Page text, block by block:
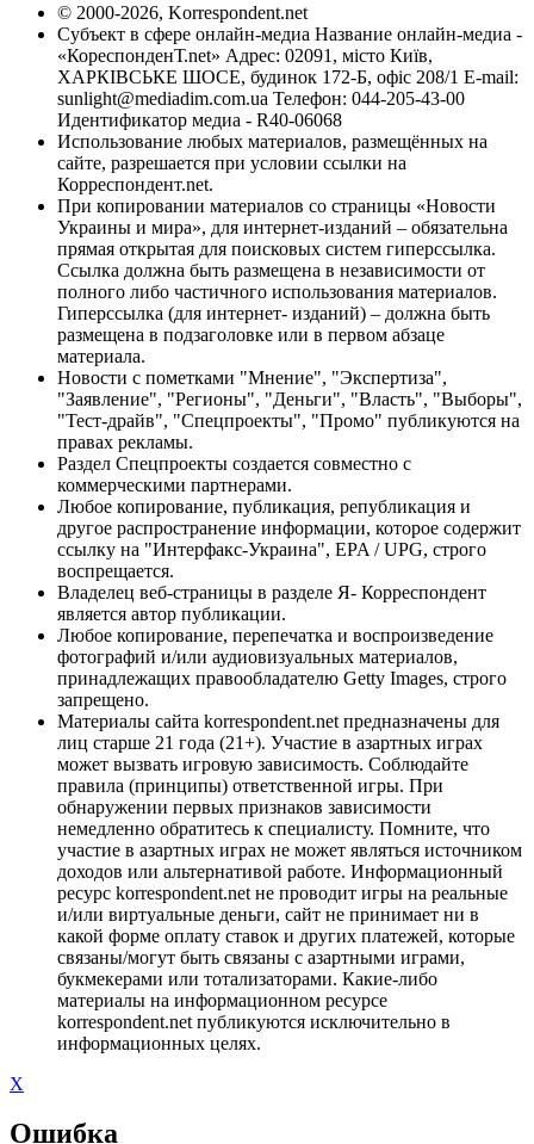
© 2000-2026, Korrespondent.net
Субъект в сфере онлайн-медиа Название онлайн-медиа -
«КореспонденТ.net» Адрес: 02091, місто Київ,
ХАРКІВСЬКЕ ШОСЕ, будинок 172-Б, офіс 208/1 E-mail:
sunlight@mediadim.com.ua Телефон: 044-205-43-00
Идентификатор медиа - R40-06068
Использование любых материалов, размещённых на
сайте, разрешается при условии ссылки на
Корреспондент.net.
При копировании материалов со страницы «Новости
Украины и мира», для интернет-изданий – обязательна
прямая открытая для поисковых систем гиперссылка.
Ссылка должна быть размещена в независимости от
полного либо частичного использования материалов.
Гиперссылка (для интернет- изданий) – должна быть
размещена в подзаголовке или в первом абзаце
материала.
Новости с пометками "Мнение", "Экспертиза",
"Заявление", "Регионы", "Деньги", "Власть", "Выборы",
"Тест-драйв", "Спецпроекты", "Промо" публикуются на
правах рекламы.
Раздел Спецпроекты создается совместно с
коммерческими партнерами.
Любое копирование, публикация, републикация и
другое распространение информации, которое содержит
ссылку на "Интерфакс-Украина", EPA / UPG, строго
воспрещается.
Владелец веб-страницы в разделе Я- Корреспондент
является автор публикации.
Любое копирование, перепечатка и воспроизведение
фотографий и/или аудиовизуальных материалов,
принадлежащих правообладателю Getty Images, строго
запрещено.
Материалы сайта korrespondent.net предназначены для
лиц старше 21 года (21+). Участие в азартных играх
может вызвать игровую зависимость. Соблюдайте
правила (принципы) ответственной игры. При
обнаружении первых признаков зависимости
немедленно обратитесь к специалисту. Помните, что
участие в азартных играх не может являться источником
доходов или альтернативой работе. Информационный
ресурс korrespondent.net не проводит игры на реальные
и/или виртуальные деньги, сайт не принимает ни в
какой форме оплату ставок и других платежей, которые
связаны/могут быть связаны с азартными играми,
букмекерами или тотализаторами. Какие-либо
материалы на информационном ресурсе
korrespondent.net публикуются исключительно в
информационных целях.
X
Ошибка